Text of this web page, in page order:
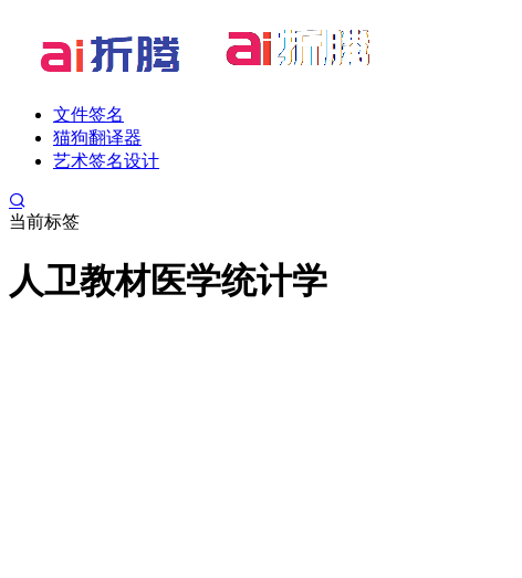
文件签名
猫狗翻译器
艺术签名设计
当前标签
人卫教材医学统计学